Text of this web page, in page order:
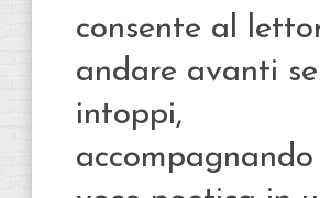
consente al
andare avanti
intoppi,